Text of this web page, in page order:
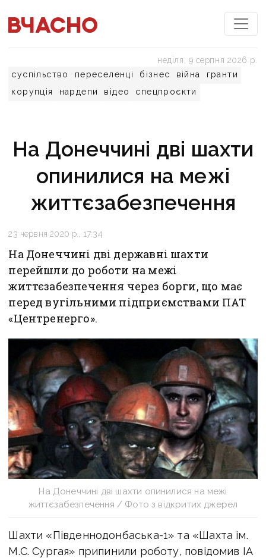
суспільство переселенці бізнес війна
гранти
корупція
нардепи відео спецпроєкти
неділя, 9 серпня 2026 р.
На Донеччині дві шахти
опинилися на межі
життєзабезпечення
23 червня 2020 р., 17:34
На Донеччині дві державні шахти
перейшли до роботи на межі
життєзабезпечення через борги, що має
перед вугільними підприємствами ПАТ
«Центренерго».
На Донеччині дві шахти опинилися на межі
життєзабезпечення / Фото з відкритих джерел
Шахти «Південнодонбаська-1» та «Шахта ім.
М.С. Сургая» припинили роботу, повідомив ІА